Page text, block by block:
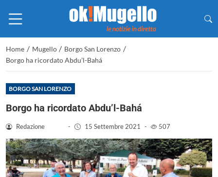
Home / Mugello / Borgo San Lorenzo /
Borgo ha ricordato Abdu’l-Bahá
BORGO SAN LORENZO
Borgo ha ricordato Abdu’l-Bahá
Redazione - 15 Settembre 2021 - 507